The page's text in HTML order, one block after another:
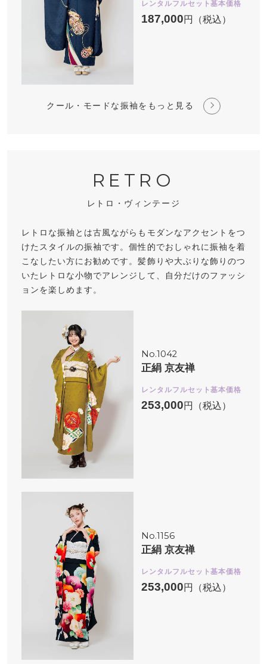
レンタルフルセット基本価格
187,000円（税込）
クール・モードな振袖をもっと見る
RETRO
レトロ・ヴィンテージ
レトロな振袖とは古風ながらもモダンなアクセントをつ
けたスタイルの振袖です。個性的でおしゃれに振袖を着
こなしたい方にお勧めです。髪飾りや大ぶりな飾りのつ
いたレトロな小物でアレンジして、自分だけのファッシ
ョンを楽しめます。
No.1042
正絹 京友禅
レンタルフルセット基本価格
253,000円（税込）
No.1156
正絹 京友禅
レンタルフルセット基本価格
253,000円（税込）